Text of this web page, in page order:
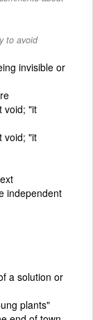
to avoid
invisible or
void; "it
void; "it
independent
a solution or
plants"